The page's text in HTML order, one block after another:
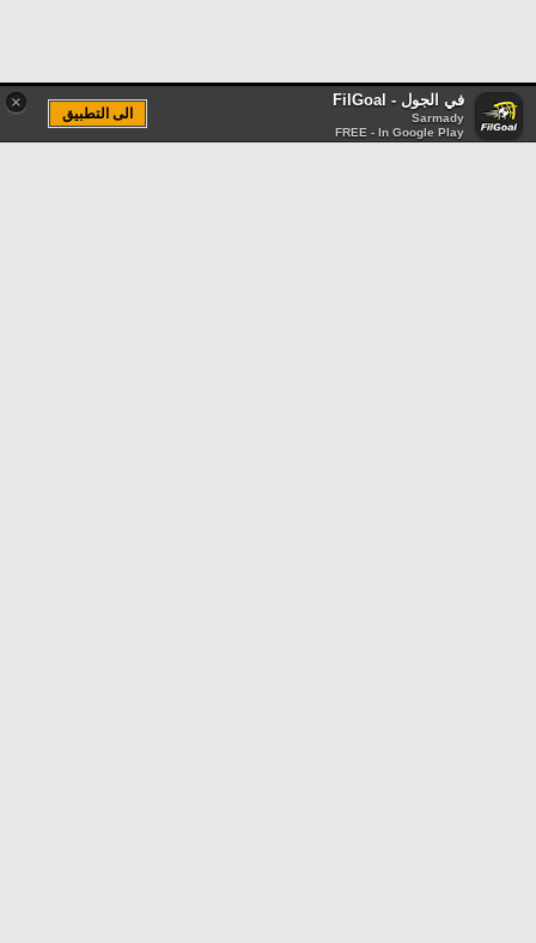
× في الجول - FilGoal
Sarmady
FREE - In Google Play
الى التطبيق